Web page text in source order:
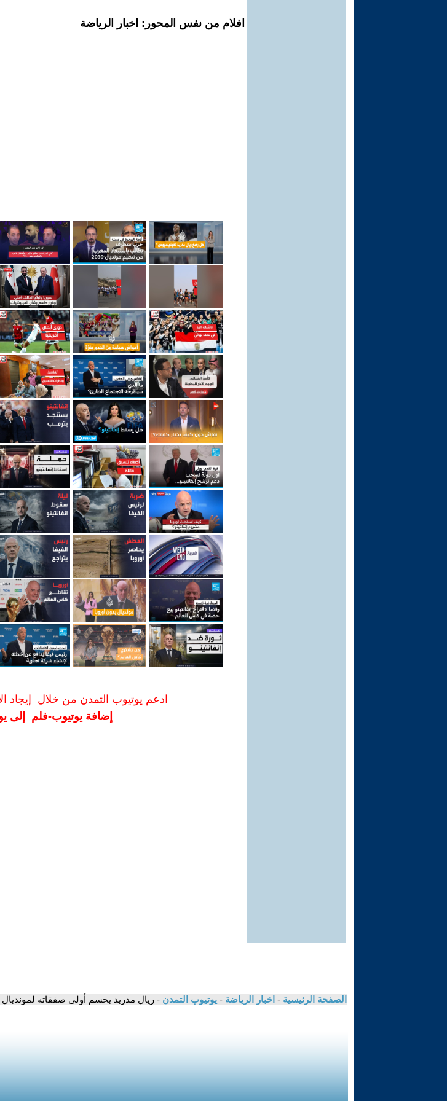
افلام من نفس المحور: اخبار الرياضة
ادعم يوتيوب التمدن من خلال إيجاد
إضافة يوتيوب-فلم إلى
الصفحة الرئيسية - اخبار الرياضة - يوتيوب التمدن - ريال مدريد يحسم أولى صفقاته لمونديال